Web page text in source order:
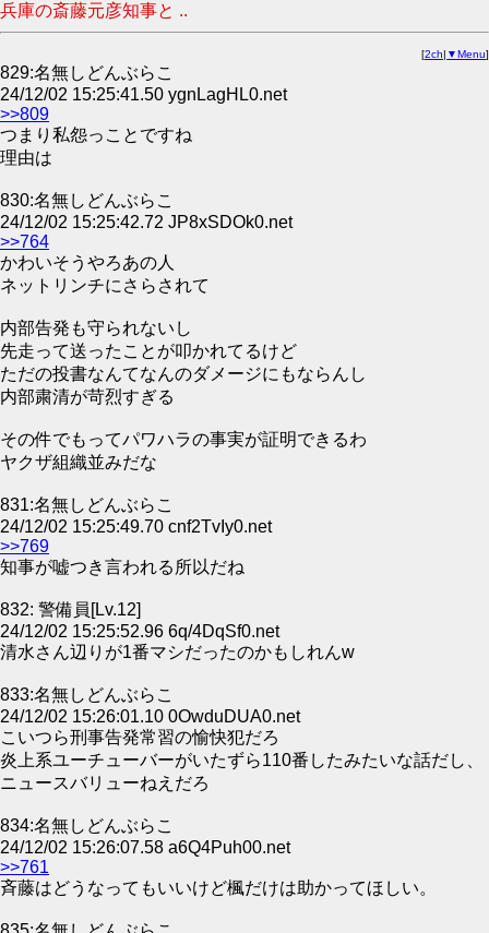
兵庫の斎藤元彦知事と ..
[2ch| ▼Menu]
829:名無しどんぶらこ
24/12/02 15:25:41.50 ygnLagHL0.net
>>809
つまり私怨っことですね
理由は
830:名無しどんぶらこ
24/12/02 15:25:42.72 JP8xSDOk0.net
>>764
かわいそうやろあの人
ネットリンチにさらされて
内部告発も守られないし
先走って送ったことが叩かれてるけど
ただの投書なんてなんのダメージにもならんし
内部粛清が苛烈すぎる
その件でもってパワハラの事実が証明できるわ
ヤクザ組織並みだな
831:名無しどんぶらこ
24/12/02 15:25:49.70 cnf2TvIy0.net
>>769
知事が嘘つき言われる所以だね
832: 警備員[Lv.12]
24/12/02 15:25:52.96 6q/4DqSf0.net
清水さん辺りが1番マシだったのかもしれんw
833:名無しどんぶらこ
24/12/02 15:26:01.10 0OwduDUA0.net
こいつら刑事告発常習の愉快犯だろ
炎上系ユーチューバーがいたずら110番したみたいな話だし、
ニュースバリューねえだろ
834:名無しどんぶらこ
24/12/02 15:26:07.58 a6Q4Puh00.net
>>761
斉藤はどうなってもいいけど楓だけは助かってほしい。